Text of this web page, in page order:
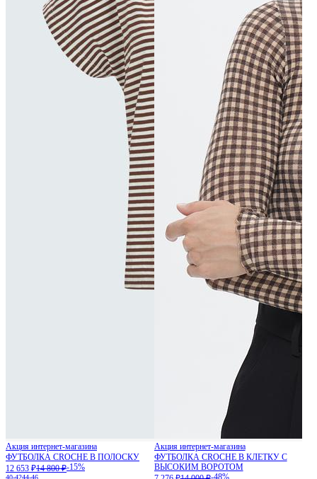
Акция интернет-магазина
ФУТБОЛКА CROCHE В ПОЛОСКУ
12 653 ₽14 800 ₽-15%
Акция интернет-магазина
ФУТБОЛКА CROCHE В КЛЕТКУ С
ВЫСОКИМ ВОРОТОМ